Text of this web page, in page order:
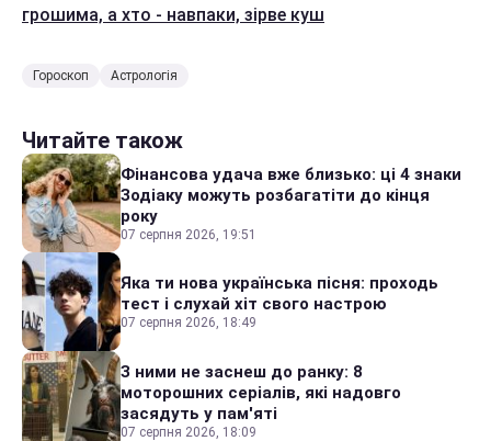
грошима, а хто - навпаки, зірве куш
Гороскоп Астрологія
Читайте також
Фінансова удача вже близько: ці 4 знаки
Зодіаку можуть розбагатіти до кінця
року
07 серпня 2026, 19:51
Яка ти нова українська пісня: проходь
тест і слухай хіт свого настрою
07 серпня 2026, 18:49
З ними не заснеш до ранку: 8
моторошних серіалів, які надовго
засядуть у пам'яті
07 серпня 2026, 18:09